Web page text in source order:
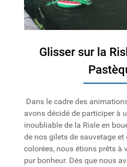
Glisser sur la
Dans le cadre des
avons décidé de participer à
inoubliable de la Risle en
de nos gilets de sauvetage et
colorées, nous étions prêts à
pur bonheur. Dès que nous